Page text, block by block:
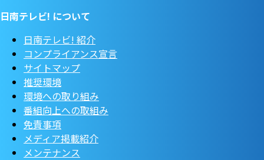
日南テレビ! について
日南テレビ! 紹介
コンプライアンス宣言
サイトマップ
推奨環境
環境への取り組み
番組向上への取組み
免責事項
メディア掲載紹介
メンテナンス